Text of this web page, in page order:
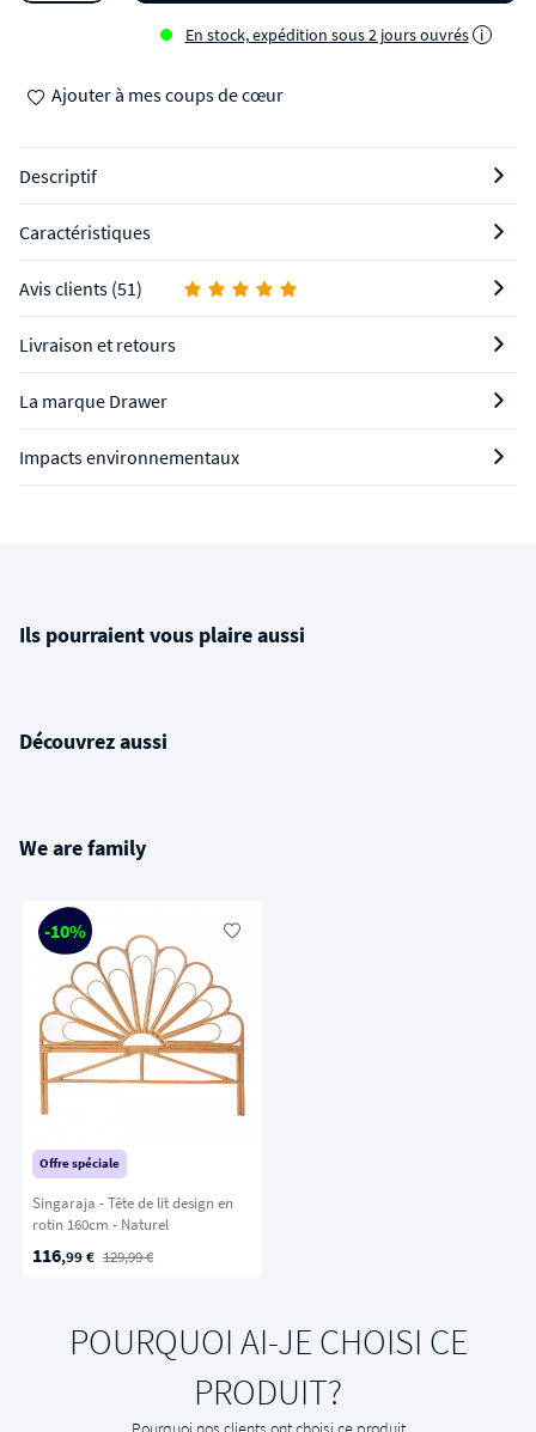
En stock, expédition sous 2 jours ouvrés i
Ajouter à mes coups de cœur
Descriptif
Caractéristiques
Avis clients (51)
Livraison et retours
La marque Drawer
Impacts environnementaux
Ils pourraient vous plaire aussi
Découvrez aussi
We are family
-10%
Offre spéciale
Singaraja - Tête de lit design en
rotin 160cm - Naturel
116,99 € 129,99 €
POURQUOI AI-JE CHOISI CE
PRODUIT?